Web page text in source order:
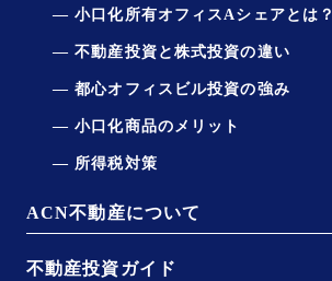
小口化所有オフィスAシェアとは？
不動産投資と株式投資の違い
都心オフィスビル投資の強み
小口化商品のメリット
所得税対策
ACN不動産について
不動産投資ガイド